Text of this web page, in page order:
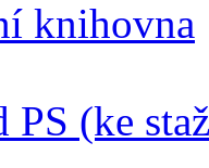
knihovna
PS (ke